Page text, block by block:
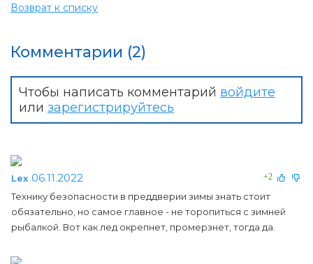
Возврат к списку
Комментарии (2)
Чтобы написать комментарий войдите
или зарегистрируйтесь
+2
Lex 06.11.2022
Технику безопасности в преддверии зимы знать стоит
обязательно, но самое главное - не торопиться с зимней
рыбалкой. Вот как лед окрепнет, промерзнет, тогда да.